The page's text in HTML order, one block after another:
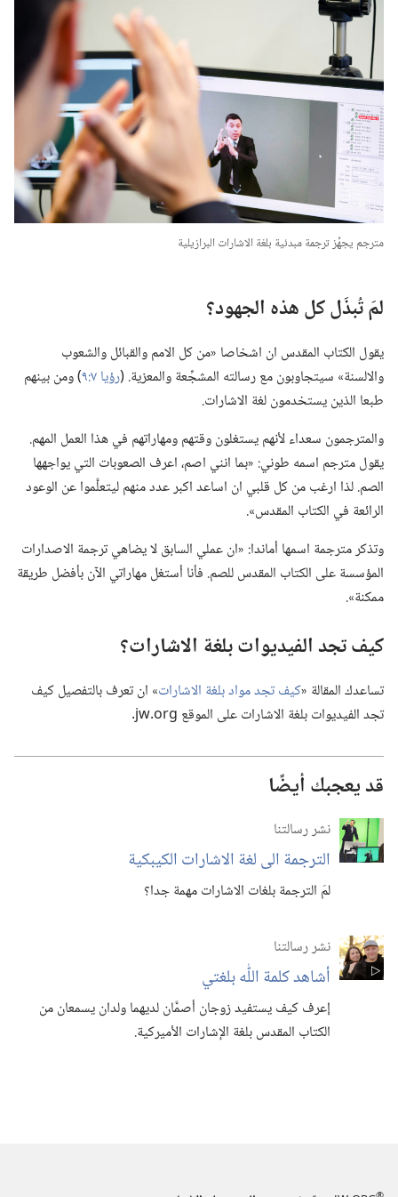
مترجم يجهِّز ترجمة مبدئية بلغة الاشارات البرازيلية
لمَ تُبذَل كل هذه الجهود؟‏
يقول الكتاب المقدس ان اشخاصا «من كل الامم والقبائل والشعوب
والالسنة» سيتجاوبون مع رسالته المشجِّعة والمعزية.‏ (‏رؤيا ٧:‏٩
‏)‏ ومن بينهم
طبعا الذين يستخدمون لغة الاشارات.‏
والمترجمون سعداء لأنهم يستغلون وقتهم ومهاراتهم في هذا العمل المهم.‏
يقول مترجم اسمه طوني:‏ «بما انني اصم،‏ اعرف الصعوبات التي يواجهها
الصم.‏ لذا ارغب من كل قلبي ان اساعد اكبر عدد منهم ليتعلَّموا عن الوعود
الرائعة في الكتاب المقدس».‏
وتذكر مترجمة اسمها أماندا:‏ «ان عملي السابق لا يضاهي ترجمة الاصدارات
المؤسسة على الكتاب المقدس للصم.‏ فأنا أستغل مهاراتي الآن بأفضل طريقة
ممكنة».‏
كيف تجد الفيديوات بلغة الاشارات؟‏
تساعدك المقالة «‏كيف تجد مواد بلغة الاشارات‏» ان تعرف بالتفصيل كيف
تجد الفيديوات بلغة الاشارات على الموقع jw.org.‏
قد يعجبك أيضًا
نشر رسالتنا
الترجمة الى لغة الاشارات الكيبكية
لمَ الترجمة بلغات الاشارات مهمة جدا؟‏
نشر رسالتنا
أشاهد كلمة اللّٰه بلغتي
إعرف كيف يستفيد زوجان أصمَّان لديهما ولدان يسمعان من
الكتاب المقدس بلغة الإشارات الأميركية.‏